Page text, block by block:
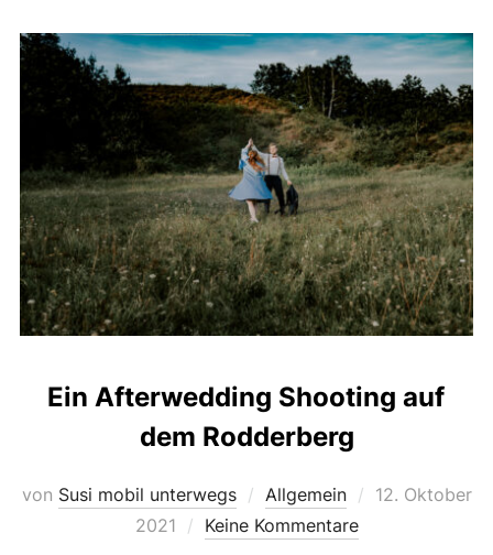
Ein Afterwedding Shooting auf
dem Rodderberg
von Susi mobil unterwegs Allgemein
Veröffentlicht
12. Oktober
2021
Keine Kommentare